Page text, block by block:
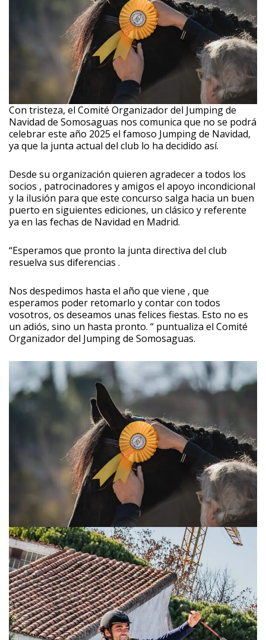
Con tristeza, el Comité Organizador del Jumping de
Navidad de Somosaguas nos comunica que no se podrá
celebrar este año 2025 el famoso Jumping de Navidad,
ya que la junta actual del club lo ha decidido así.
Desde su organización quieren agradecer a todos los
socios , patrocinadores y amigos el apoyo incondicional
y la ilusión para que este concurso salga hacia un buen
puerto en siguientes ediciones, un clásico y referente
ya en las fechas de Navidad en Madrid.
“Esperamos que pronto la junta directiva del club
resuelva sus diferencias .
Nos despedimos hasta el año que viene , que
esperamos poder retomarlo y contar con todos
vosotros, os deseamos unas felices fiestas. Esto no es
un adiós, sino un hasta pronto. “ puntualiza el Comité
Organizador del Jumping de Somosaguas.